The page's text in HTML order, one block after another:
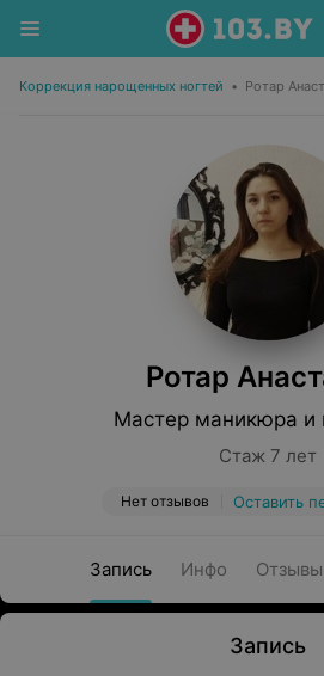
Коррекция нарощенных ногтей • Ротар
Ротар
Мастер маникюра и
Стаж 7 лет
Нет отзывов Оставить
Запись Инфо Отзывы
Запись